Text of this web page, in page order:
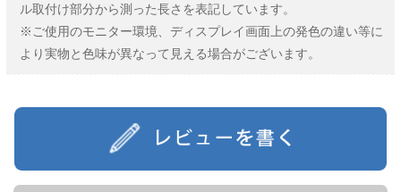
ル取付け部分から測った長さを表記しています。
※ご使用のモニター環境、ディスプレイ画面上の発色の違い等に
より実物と色味が異なって見える場合がございます。